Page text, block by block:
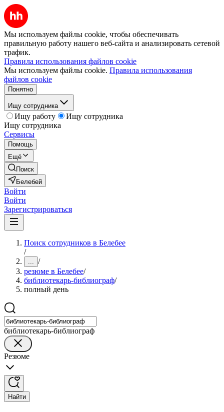
Мы используем файлы cookie, чтобы обеспечивать
правильную работу нашего веб-сайта и анализировать сетевой
трафик.
Правила использования файлов cookie
Мы используем файлы cookie. Правила использования
файлов cookie
Понятно
Ищу сотрудника
Ищу работу
Ищу сотрудника
Ищу сотрудника
Сервисы
Помощь
Ещё
Поиск
Белебей
Войти
Войти
Зарегистрироваться
Поиск сотрудников в Белебее
/
... /
резюме в Белебее/
библиотекарь-библиограф/
полный день
библиотекарь-библиограф
Резюме
Найти